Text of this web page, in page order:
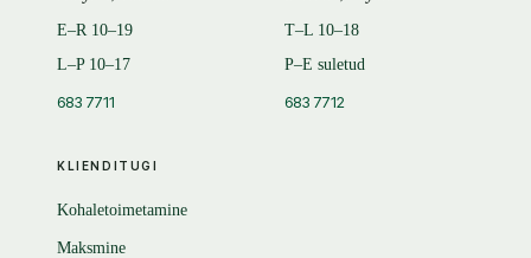
KLIENDITUGI
Kohaletoimetamine
Maksmine
E–R 10–19
L–P 10–17
683 7711
T–L 10–18
P–E suletud
683 7712